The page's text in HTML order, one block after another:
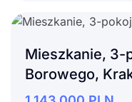
Mieszkanie, 3-
Borowego,